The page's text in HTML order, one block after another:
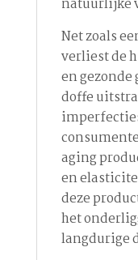
natuurlijke
Net zoals
verliest de
en gezonde
doffe
aging
en
deze
het
langdurige